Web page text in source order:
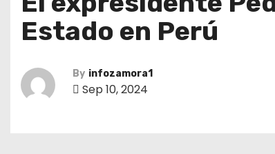
Estado en Perú
By infozamora1
Sep 10, 2024